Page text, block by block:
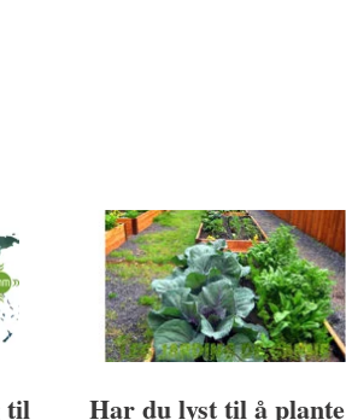
til Har du lyst til å plante